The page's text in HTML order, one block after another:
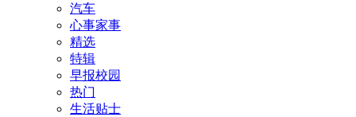
汽车
心事家事
精选
特辑
早报校园
热门
生活贴士